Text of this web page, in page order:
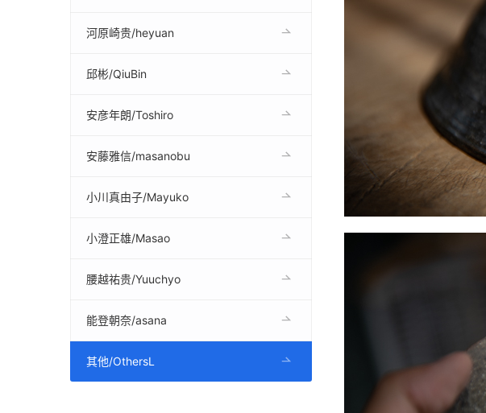
河原崎贵/heyuan
邱彬/QiuBin
安彦年朗/Toshiro
安藤雅信/masanobu
小川真由子/Mayuko
小澄正雄/Masao
腰越祐贵/Yuuchyo
能登朝奈/asana
其他/OthersL